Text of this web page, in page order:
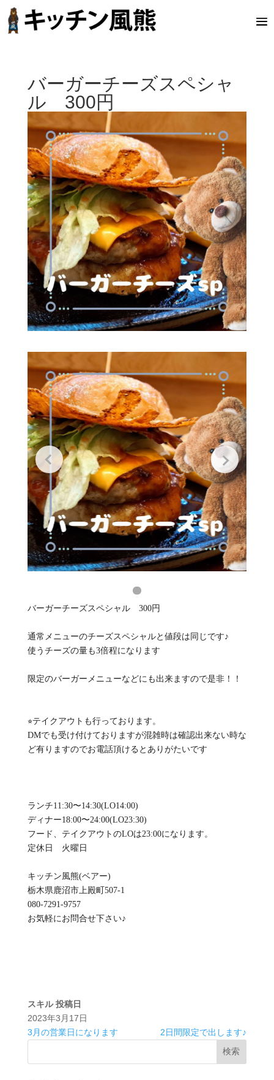
バーガーチーズスペシャ
ル 300円
バーガーチーズスペシャル 300円
通常メニューのチーズスペシャルと値段は同じです♪
使うチーズの量も3倍程になります
限定のバーガーメニューなどにも出来ますので是非！！
⭐︎テイクアウトも行っております。
DMでも受け付けておりますが混雑時は確認出来ない時な
ど有りますのでお電話頂けるとありがたいです
ランチ11:30〜14:30(LO14:00)
ディナー18:00〜24:00(LO23:30)
フード、テイクアウトのLOは23:00になります。
定休日 火曜日
キッチン風熊(ベアー)
栃木県鹿沼市上殿町507-1
080-7291-9757
お気軽にお問合せ下さい♪
スキル 投稿日
2023年3月17日
3月の営業日になります
2日間限定で出します♪
検索